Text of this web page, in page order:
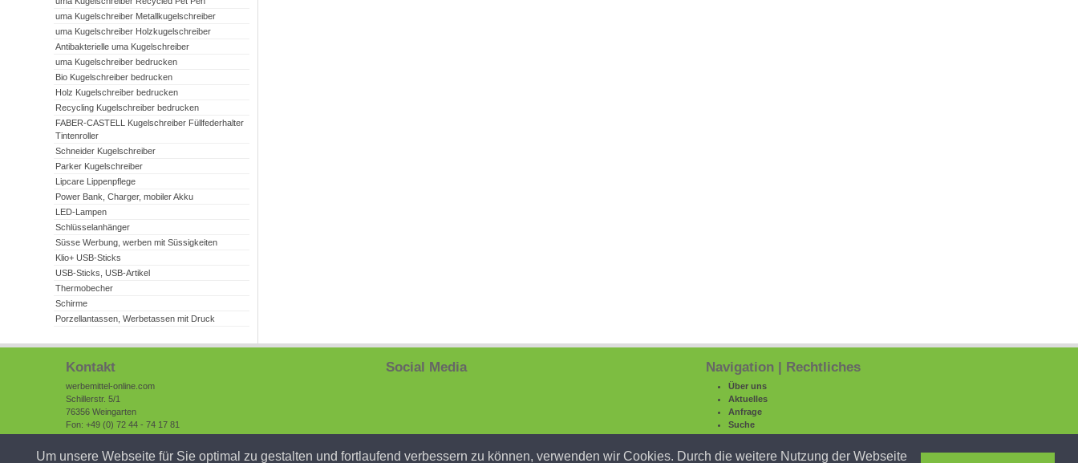
Um unsere Webseite für Sie optimal zu gestalten und fortlaufend verbessern zu können, verwenden wir Cookies. Durch die weitere Nutzung der Webseite
uma Kugelschreiber Metallkugelschreiber
uma Kugelschreiber Holzkugelschreiber
Antibakterielle uma Kugelschreiber
uma Kugelschreiber bedrucken
Bio Kugelschreiber bedrucken
Holz Kugelschreiber bedrucken
Recycling Kugelschreiber bedrucken
FABER-CASTELL Kugelschreiber Füllfederhalter
Tintenroller
Schneider Kugelschreiber
Parker Kugelschreiber
Lipcare Lippenpflege
Power Bank, Charger, mobiler Akku
LED-Lampen
Schlüsselanhänger
Süsse Werbung, werben mit Süssigkeiten
Klio+ USB-Sticks
USB-Sticks, USB-Artikel
Thermobecher
Schirme
Porzellantassen, Werbetassen mit Druck
Kontakt
werbemittel-online.com
Schillerstr. 5/1
76356 Weingarten
Fon: +49 (0) 72 44 - 74 17 81
Fax: +49 (0) 72 44 - 74 17 88
www.werbemittel-online.com
Social Media Navigation | Rechtliches
Über uns
Aktuelles
Anfrage
Suche
Service
Sitemap